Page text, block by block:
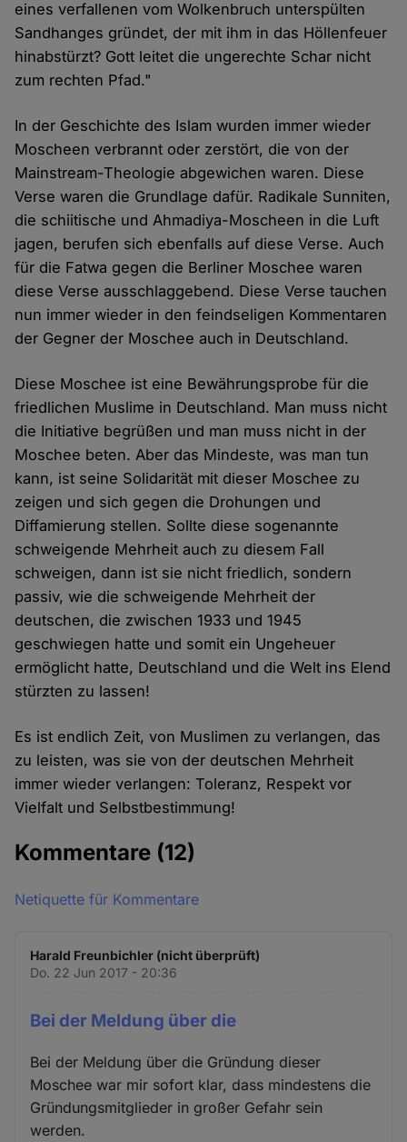
eines verfallenen vom Wolkenbruch unterspülten
Sandhanges gründet, der mit ihm in das Höllenfeuer
hinabstürzt? Gott leitet die ungerechte Schar nicht
zum rechten Pfad."
In der Geschichte des Islam wurden immer wieder
Moscheen verbrannt oder zerstört, die von der
Mainstream-Theologie abgewichen waren. Diese
Verse waren die Grundlage dafür. Radikale Sunniten,
die schiitische und Ahmadiya-Moscheen in die Luft
jagen, berufen sich ebenfalls auf diese Verse. Auch
für die Fatwa gegen die Berliner Moschee waren
diese Verse ausschlaggebend. Diese Verse tauchen
nun immer wieder in den feindseligen Kommentaren
der Gegner der Moschee auch in Deutschland.
Diese Moschee ist eine Bewährungsprobe für die
friedlichen Muslime in Deutschland. Man muss nicht
die Initiative begrüßen und man muss nicht in der
Moschee beten. Aber das Mindeste, was man tun
kann, ist seine Solidarität mit dieser Moschee zu
zeigen und sich gegen die Drohungen und
Diffamierung stellen. Sollte diese sogenannte
schweigende Mehrheit auch zu diesem Fall
schweigen, dann ist sie nicht friedlich, sondern
passiv, wie die schweigende Mehrheit der
deutschen, die zwischen 1933 und 1945
geschwiegen hatte und somit ein Ungeheuer
ermöglicht hatte, Deutschland und die Welt ins Elend
stürzten zu lassen!
Es ist endlich Zeit, von Muslimen zu verlangen, das
zu leisten, was sie von der deutschen Mehrheit
immer wieder verlangen: Toleranz, Respekt vor
Vielfalt und Selbstbestimmung!
Kommentare (12)
Netiquette für Kommentare
Harald Freunbichler (nicht überprüft)
Do. 22 Jun 2017 - 20:36
Bei der Meldung über die
Bei der Meldung über die Gründung dieser
Moschee war mir sofort klar, dass mindestens die
Gründungsmitglieder in großer Gefahr sein
werden.